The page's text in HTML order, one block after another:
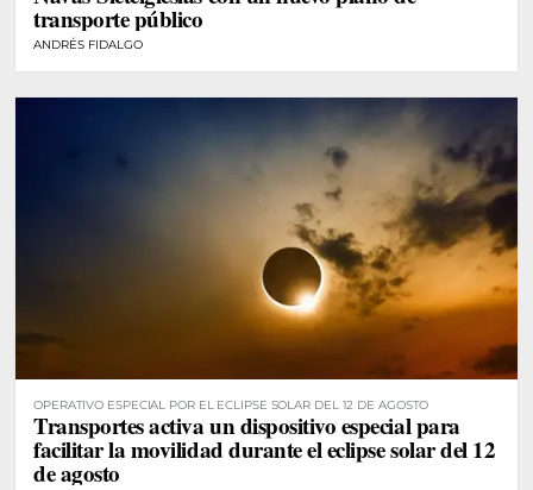
transporte público
ANDRÉS FIDALGO
OPERATIVO ESPECIAL POR EL ECLIPSE SOLAR DEL 12 DE AGOSTO
Transportes activa un dispositivo especial para
facilitar la movilidad durante el eclipse solar del 12
de agosto